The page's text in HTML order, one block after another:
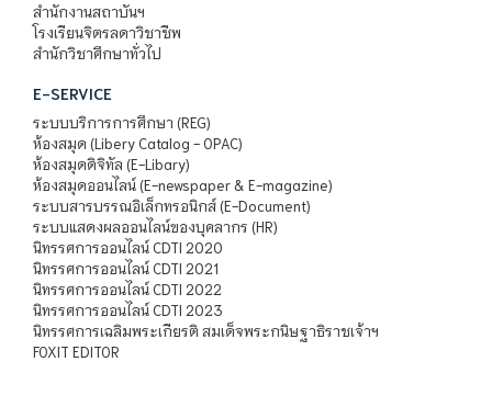
สำนักงานสถาบันฯ
โรงเรียนจิตรลดาวิชาชีพ
สำนักวิชาศึกษาทั่วไป
E-SERVICE
ระบบบริการการศึกษา (REG)
ห้องสมุด (Libery Catalog - OPAC)
ห้องสมุดดิจิทัล (E-Libary)
ห้องสมุดออนไลน์ (E-newspaper & E-magazine)
ระบบสารบรรณอิเล็กทรอนิกส์ (E-Document)
ระบบแสดงผลออนไลน์ของบุคลากร (HR)
นิทรรศการออนไลน์ CDTI 2020
นิทรรศการออนไลน์ CDTI 2021
นิทรรศการออนไลน์ CDTI 2022
นิทรรศการออนไลน์ CDTI 2023
นิทรรศการเฉลิมพระเกียรติ สมเด็จพระกนิษฐาธิราชเจ้าฯ
FOXIT EDITOR